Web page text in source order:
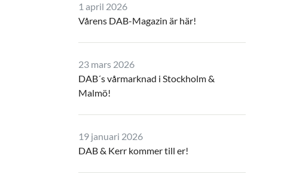
1 april 2026
Vårens DAB-Magazin är här!
23 mars 2026
DAB´s vårmarknad i Stockholm &
Malmö!
19 januari 2026
DAB & Kerr kommer till er!